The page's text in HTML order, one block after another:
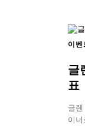
이벤
글
표
글렌
이너